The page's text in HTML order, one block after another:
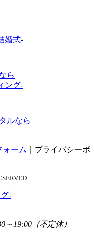
婚式-
ら
ング-
ルなら
ォーム
プライバシーポ
～19:00（不定休）